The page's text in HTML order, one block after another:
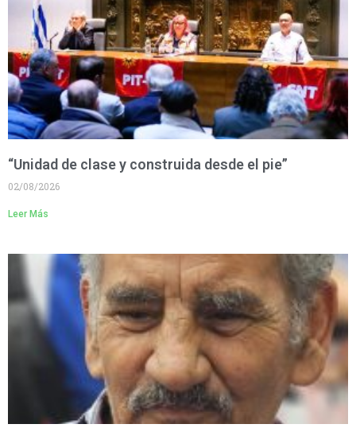
“Unidad de clase y construida desde el pie”
02/08/2026
Leer Más